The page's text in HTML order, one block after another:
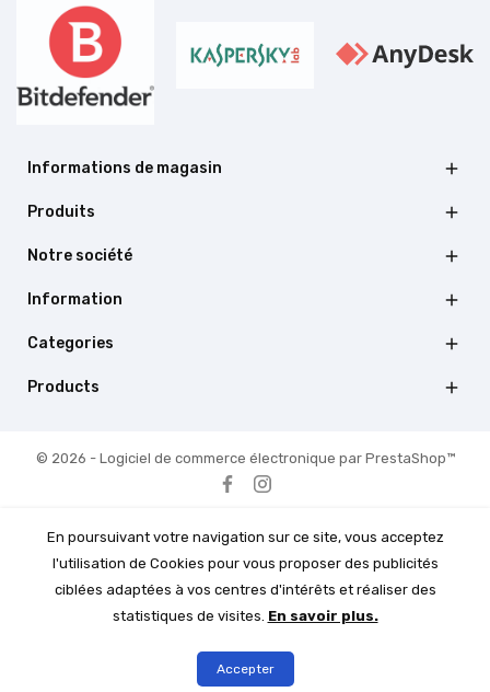
Informations de magasin 
Produits 
Notre société 
Information 
Categories 
Products 
© 2026 - Logiciel de commerce électronique par PrestaShop™
En poursuivant votre navigation sur ce site, vous acceptez
l'utilisation de Cookies pour vous proposer des publicités
ciblées adaptées à vos centres d'intérêts et réaliser des
statistiques de visites. En savoir plus.
Accepter